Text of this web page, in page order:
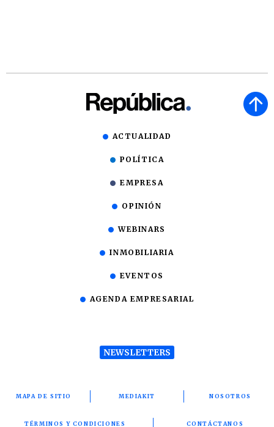
ACTUALIDAD
POLÍTICA
EMPRESA
OPINIÓN
WEBINARS
INMOBILIARIA
EVENTOS
AGENDA EMPRESARIAL
NEWSLETTERS
MAPA DE SITIO MEDIAKIT NOSOTROS
TÉRMINOS Y CONDICIONES CONTÁCTANOS